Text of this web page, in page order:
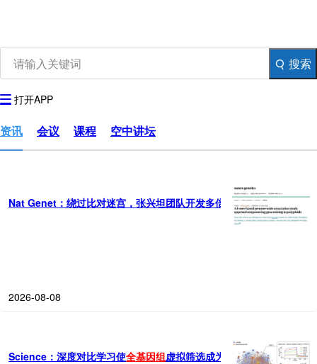
行云公开课
登录
注册 生物谷APP
搜索
打开APP
资讯 会议 课程 空中讲坛
Nat Genet：绕过比对迷宫，张兴坦团队开发多倍体全基因组关联分析
2026-08-08
Science：深度对比学习使全基因组虚拟筛选成为可能